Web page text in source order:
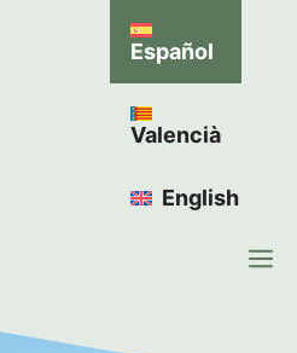
Español
Valencià
English